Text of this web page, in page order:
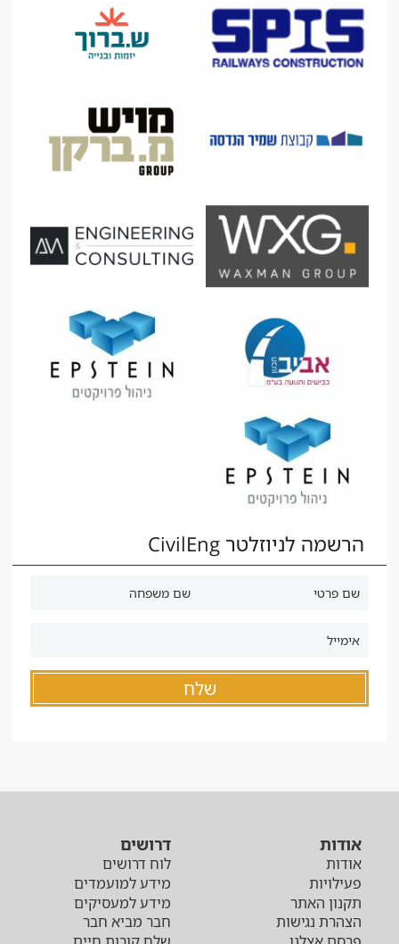
הרשמה לניוזלטר CivilEng
אודות
אודות
פעילויות
תקנון האתר
הצהרת נגישות
דרושים
לוח דרושים
מידע למועמדים
מידע למעסיקים
חבר מביא חבר